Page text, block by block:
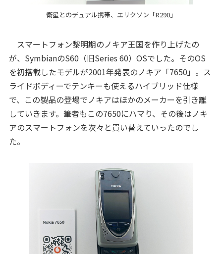
衛星とのデュアル携帯、エリクソン「R290」
スマートフォン黎明期のノキア王国を作り上げたの
が、SymbianのS60（旧Series 60）OSでした。そのOS
を初搭載したモデルが2001年発表のノキア「7650」。ス
ライドボディーでテンキーも使えるハイブリッド仕様
で、この製品の登場でノキアはほかのメーカーを引き離
していきます。筆者もこの7650にハマり、その後はノキ
アのスマートフォンを次々と買い替えていったのでし
た。